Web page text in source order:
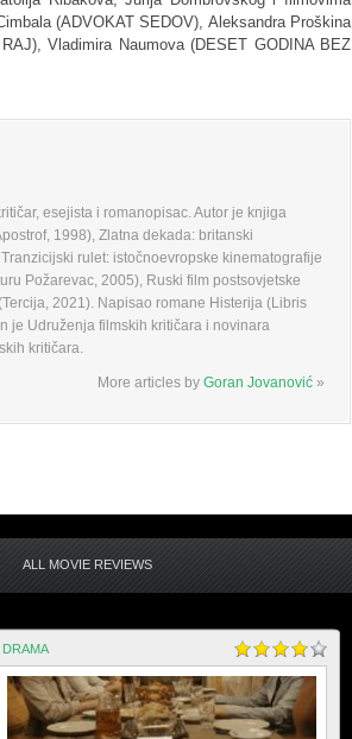
(ADVOKAT SEDOV), Aleksandra Proškina
Vladimira Naumova (DESET GODINA BEZ
esejista i romanopisac. Autor je knjiga
1998), Zlatna dekada: britanski
rulet: istočnoevropske kinematografije
Požarevac, 2005), Ruski film postsovjetske
2021). Napisao romane Histerija (Libris
je Udruženja filmskih kritičara i novinara
kritičara.
More articles by Goran Jovanović »
ALL MOVIE REVIEWS
DRAMA